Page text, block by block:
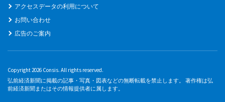
アクセスデータの利用について
お問い合わせ
広告のご案内
Copyright 2026 Consis. All rights reserved.
弘前経済新聞に掲載の記事・写真・図表などの無断転載を禁止します。 著作権は弘
前経済新聞またはその情報提供者に属します。